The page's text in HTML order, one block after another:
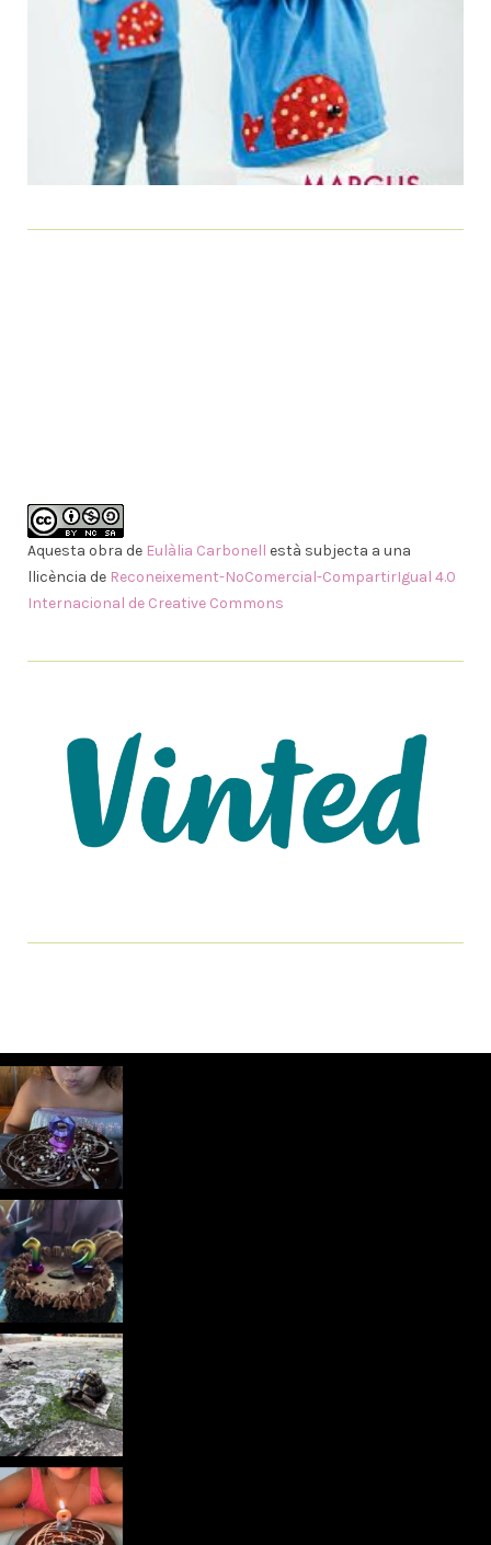
Aquesta obra de Eulàlia Carbonell està subjecta a una
llicència de Reconeixement-NoComercial-CompartirIgual 4.0
Internacional de Creative Commons